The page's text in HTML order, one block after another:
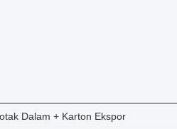
Dalam + Karton Ekspor